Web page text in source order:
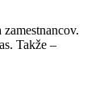
Takže –